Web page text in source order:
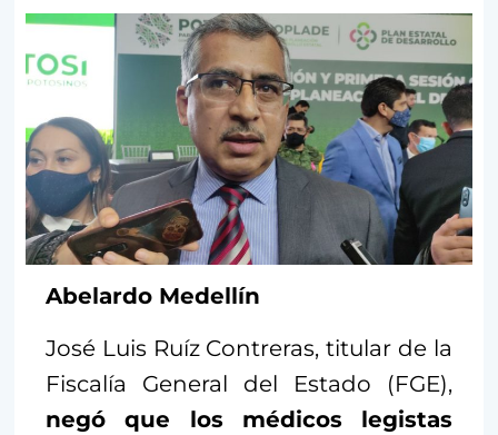
Abelardo Medellín
José Luis Ruíz Contreras, titular de la
Fiscalía General del Estado (FGE),
negó que los médicos legistas